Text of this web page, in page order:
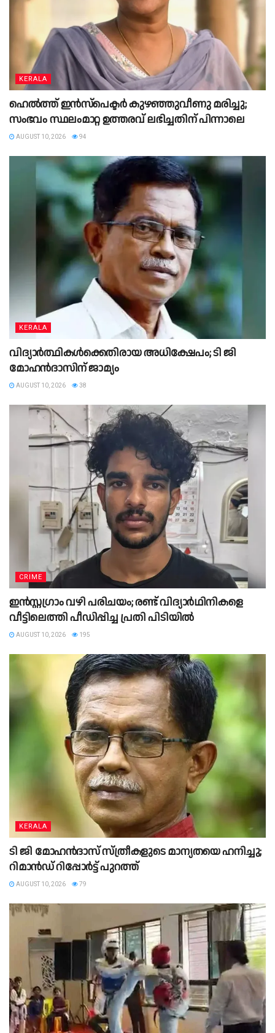
KERALA
ഹെൽത്ത് ഇൻസ്പെക്ടർ കുഴഞ്ഞുവീണു മരിച്ചു;
സംഭവം സ്ഥലംമാറ്റ ഉത്തരവ് ലഭിച്ചതിന് പിന്നാലെ
AUGUST 10, 2026 94
KERALA
വിദ്യാര്‍ത്ഥികള്‍ക്കെതിരായ അധിക്ഷേപം; ടി ജി
മോഹൻദാസിന് ജാമ്യം
AUGUST 10, 2026 38
CRIME
ഇന്‍സ്റ്റഗ്രാം വഴി പരിചയം; രണ്ട് വിദ്യാര്‍ഥിനികളെ
വീട്ടിലെത്തി പീഡിപ്പിച്ച പ്രതി പിടിയില്‍
AUGUST 10, 2026 195
KERALA
ടി ജി മോഹൻദാസ് സ്ത്രീകളുടെ മാന്യതയെ ഹനിച്ചു;
റിമാൻഡ് റിപ്പോർട്ട് പുറത്ത്
AUGUST 10, 2026 79